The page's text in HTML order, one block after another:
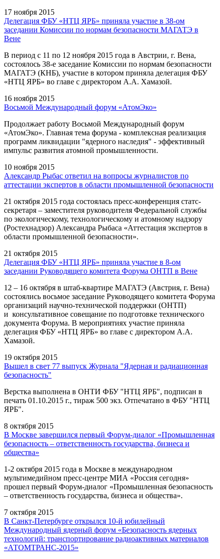
17 ноября 2015
Делегация ФБУ «НТЦ ЯРБ» приняла участие в 38-ом
заседании Комиссии по нормам безопасности МАГАТЭ в
Вене
В период с 11 по 12 ноября 2015 года в Австрии, г. Вена,
состоялось 38-е заседание Комиссии по нормам безопасности
МАГАТЭ (КНБ), участие в котором приняла делегация ФБУ
«НТЦ ЯРБ» во главе с директором А.А. Хамазой.
16 ноября 2015
Восьмой Международный форум «АтомЭко»
Продолжает работу Восьмой Международный форум
«АтомЭко». Главная тема форума - комплексная реализация
программ ликвидации "ядерного наследия" - эффективный
импульс развития атомной промышленности.
10 ноября 2015
Александр Рыбас ответил на вопросы журналистов по
аттестации экспертов в области промышленной безопасности
21 октября 2015 года состоялась пресс-конференция статс-
секретаря – заместителя руководителя Федеральной службы
по экологическому, технологическому и атомному надзору
(Ростехнадзор) Александра Рыбаса «Аттестация экспертов в
области промышленной безопасности».
21 октября 2015
Делегация ФБУ «НТЦ ЯРБ» приняла участие в 8-ом
заседании Руководящего комитета Форума ОНТП в Вене
12 – 16 октября в штаб-квартире МАГАТЭ (Австрия, г. Вена)
состоялись восьмое заседание Руководящего комитета Форума
организаций научно-технической поддержки (ОНТП)
и консультативное совещание по подготовке технического
документа Форума. В мероприятиях участие приняла
делегация ФБУ «НТЦ ЯРБ» во главе с директором А.А.
Хамазой.
19 октября 2015
Вышел в свет 77 выпуск Журнала "Ядерная и радиационная
безопасность"
Верстка выполнена в ОНТИ ФБУ "НТЦ ЯРБ", подписан в
печать 01.10.2015 г., тираж 500 экз. Отпечатано в ФБУ "НТЦ
ЯРБ".
8 октября 2015
В Москве завершился первый Форум-диалог «Промышленная
безопасность – ответственность государства, бизнеса и
общества»
1-2 октября 2015 года в Москве в международном
мультимедийном пресс-центре МИА «Россия сегодня»
прошел первый Форум-диалог «Промышленная безопасность
– ответственность государства, бизнеса и общества».
7 октября 2015
В Санкт-Петербурге открылся 10-й юбилейный
Международный ядерный форум «Безопасность ядерных
технологий: транспортирование радиоактивных материалов
«АТОМТРАНС-2015»